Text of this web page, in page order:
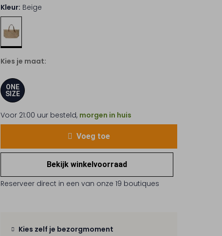
Kleur: Beige
Kies je maat:
ONE
SIZE
Voor 21:00 uur besteld, morgen in huis
Voeg toe
Bekijk winkelvoorraad
Reserveer direct in een van onze 19 boutiques
Kies zelf je bezorgmoment